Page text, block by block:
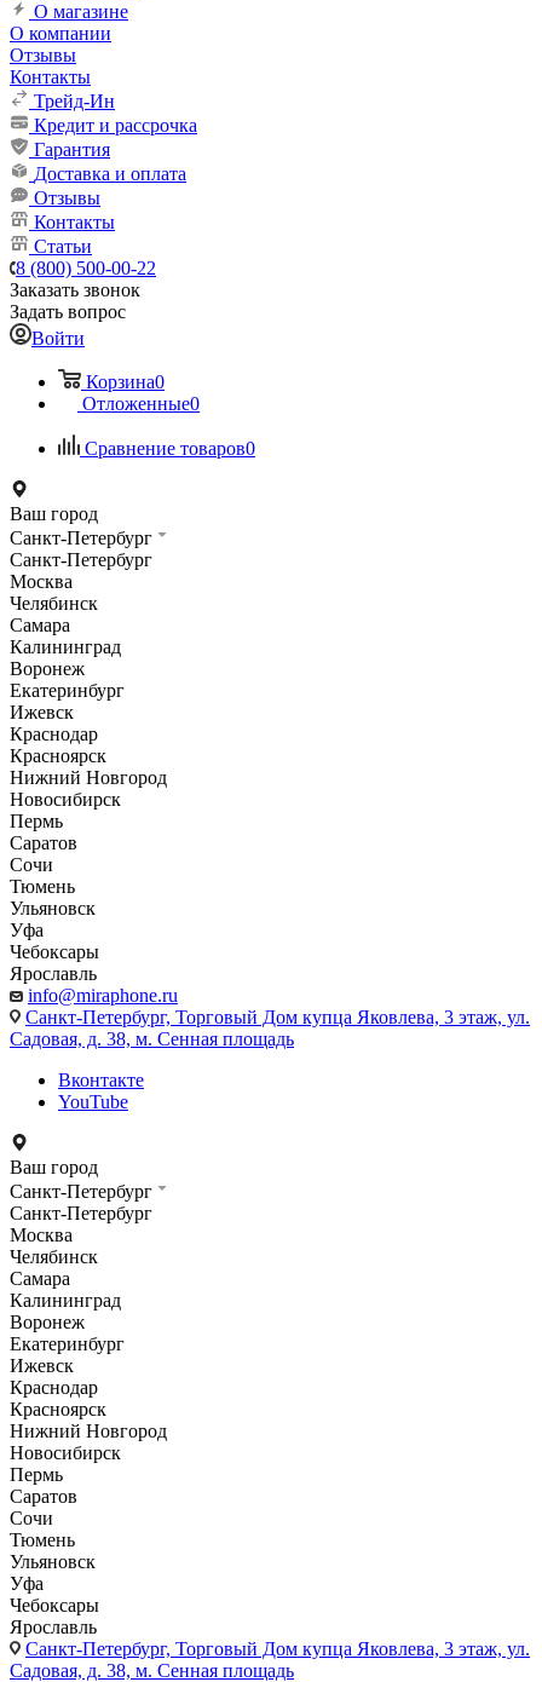
О магазине
О компании
Отзывы
Контакты
Трейд-Ин
Кредит и рассрочка
Гарантия
Доставка и оплата
Отзывы
Контакты
Статьи
8 (800) 500-00-22
Заказать звонок
Задать вопрос
Войти
Корзина0
Отложенные0
Сравнение товаров0
Ваш город
Санкт-Петербург
Санкт-Петербург
Москва
Челябинск
Самара
Калининград
Воронеж
Екатеринбург
Ижевск
Краснодар
Красноярск
Нижний Новгород
Новосибирск
Пермь
Саратов
Сочи
Тюмень
Ульяновск
Уфа
Чебоксары
Ярославль
info@miraphone.ru
Санкт-Петербург, Торговый Дом купца Яковлева, 3 этаж, ул.
Садовая, д. 38, м. Сенная площадь
Вконтакте
YouTube
Ваш город
Санкт-Петербург
Санкт-Петербург
Москва
Челябинск
Самара
Калининград
Воронеж
Екатеринбург
Ижевск
Краснодар
Красноярск
Нижний Новгород
Новосибирск
Пермь
Саратов
Сочи
Тюмень
Ульяновск
Уфа
Чебоксары
Ярославль
Санкт-Петербург, Торговый Дом купца Яковлева, 3 этаж, ул.
Садовая, д. 38, м. Сенная площадь